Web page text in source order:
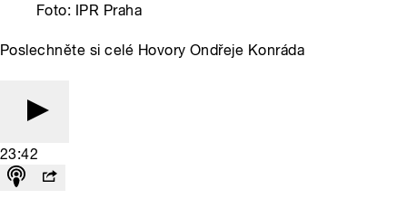
Foto: IPR Praha
Poslechněte si celé Hovory Ondřeje Konráda
23:42